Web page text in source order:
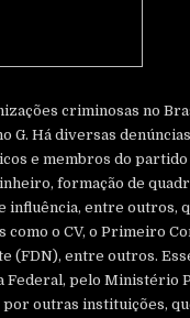
criminosas no
G. Há diversas
e membros do
formação de
influência, entre outros,
o CV, o Primeiro
(FDN), entre outros.
Federal, pelo Ministério
outras instituições,